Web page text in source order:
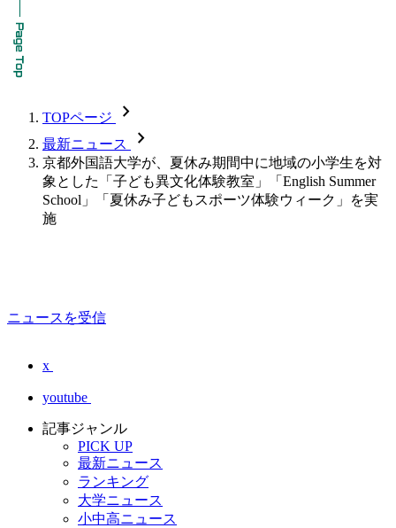
TOPページ chevron_forward
最新ニュース chevron_forward
京都外国語大学が、夏休み期間中に地域の小学生を対
象とした「子ども異文化体験教室」「English Summer
School」「夏休み子どもスポーツ体験ウィーク」を実
施
ニュースを受信
x
youtube
記事ジャンル
PICK UP
最新ニュース
ランキング
大学ニュース
小中高ニュース